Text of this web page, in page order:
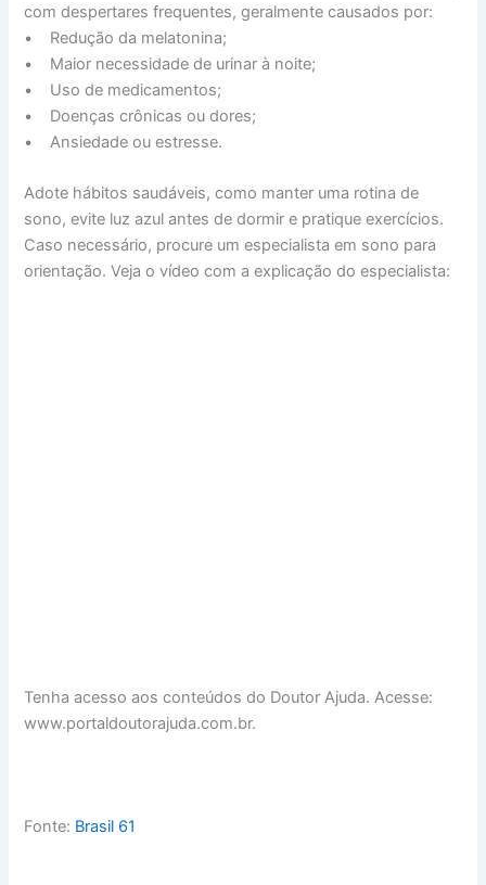
com despertares frequentes, geralmente causados por:
• Redução da melatonina;
• Maior necessidade de urinar à noite;
• Uso de medicamentos;
• Doenças crônicas ou dores;
• Ansiedade ou estresse.
Adote hábitos saudáveis, como manter uma rotina de
sono, evite luz azul antes de dormir e pratique exercícios.
Caso necessário, procure um especialista em sono para
orientação. Veja o vídeo com a explicação do especialista:
Tenha acesso aos conteúdos do Doutor Ajuda. Acesse:
www.portaldoutorajuda.com.br.
Fonte: Brasil 61